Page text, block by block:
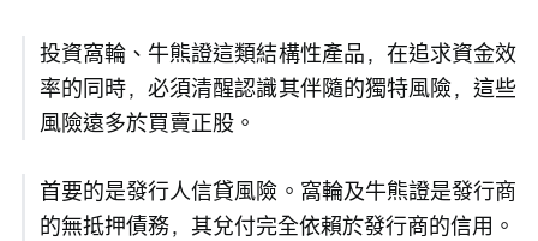
投資窩輪、牛熊證這類結構性產品，在追求資金效
率的同時，必須清醒認識其伴隨的獨特風險，這些
風險遠多於買賣正股。
首要的是發行人信貸風險。窩輪及牛熊證是發行商
的無抵押債務，其兌付完全依賴於發行商的信用。